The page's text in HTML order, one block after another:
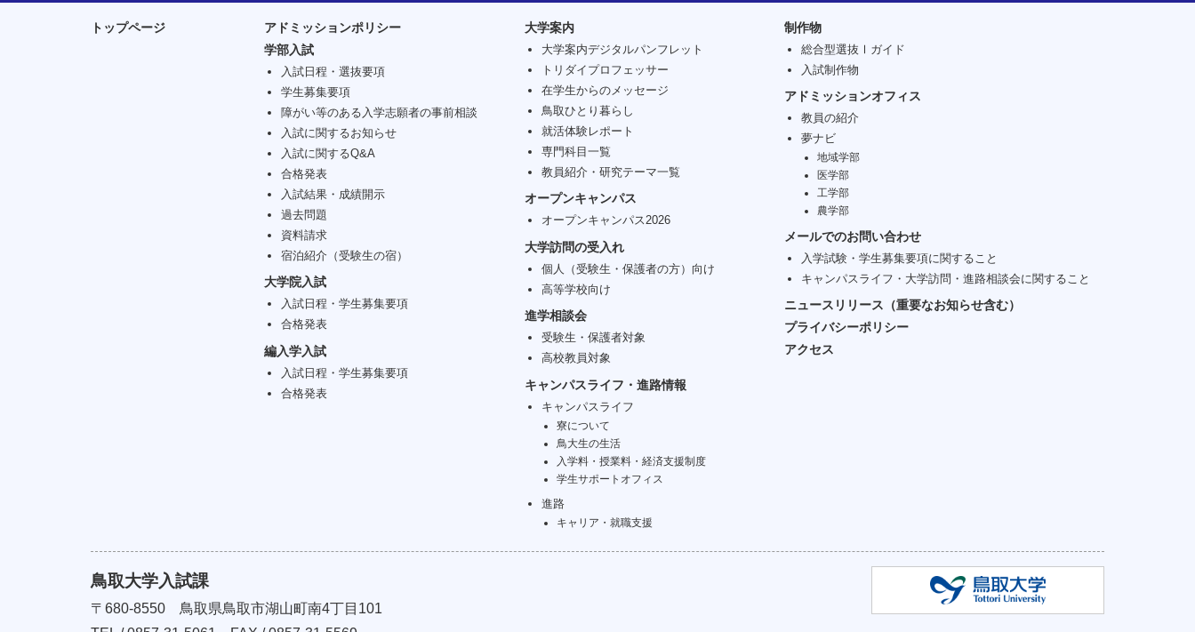
トップページ
アドミッションポリシー
学部入試
入試日程・選抜要項
学生募集要項
障がい等のある入学志願者の事前相談
入試に関するお知らせ
入試に関するQ&A
合格発表
入試結果・成績開示
過去問題
資料請求
宿泊紹介（受験生の宿）
大学院入試
入試日程・学生募集要項
合格発表
編入学入試
入試日程・学生募集要項
合格発表
大学案内
大学案内デジタルパンフレット
トリダイプロフェッサー
在学生からのメッセージ
鳥取ひとり暮らし
就活体験レポート
専門科目一覧
教員紹介・研究テーマ一覧
オープンキャンパス
オープンキャンパス2026
大学訪問の受入れ
個人（受験生・保護者の方）向け
高等学校向け
進学相談会
受験生・保護者対象
高校教員対象
キャンパスライフ・進路情報
キャンパスライフ
寮について
鳥大生の生活
入学料・授業料・経済支援制度
学生サポートオフィス
進路
キャリア・就職支援
制作物
総合型選抜Ⅰガイド
入試制作物
アドミッションオフィス
教員の紹介
夢ナビ
地域学部
医学部
工学部
農学部
メールでのお問い合わせ
入学試験・学生募集要項に関すること
キャンパスライフ・大学訪問・進路相談会に関すること
ニュースリリース（重要なお知らせ含む）
プライバシーポリシー
アクセス
鳥取大学入試課
〒680-8550
鳥取県鳥取市湖山町南4丁目101